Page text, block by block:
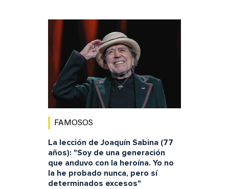
FAMOSOS
La lección de Joaquín Sabina (77
años): "Soy de una generación
que anduvo con la heroína. Yo no
la he probado nunca, pero sí
determinados excesos"